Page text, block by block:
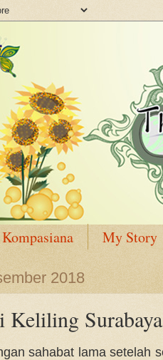
Kompasiana My Story
2018
Keliling Surabaya
sahabat lama setelah